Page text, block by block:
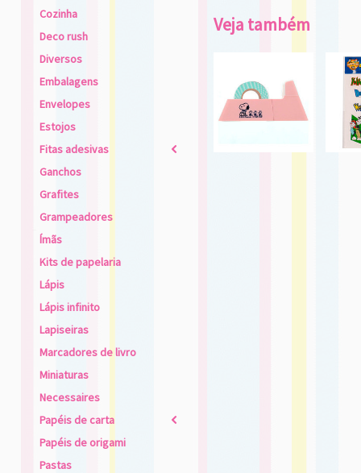
Cozinha
Deco rush
Diversos
Embalagens
Envelopes
Estojos
Fitas adesivas
2
Ganchos
Grafites
Grampeadores
Ímãs
Kits de papelaria
Lápis
Lápis infinito
Lapiseiras
Marcadores de livro
Miniaturas
Necessaires
Papéis de carta
2
Papéis de origami
Pastas
Veja também